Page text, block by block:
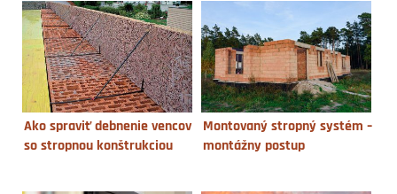
Ako spraviť debnenie vencov
so stropnou konštrukciou
Montovaný stropný systém –
montážny postup